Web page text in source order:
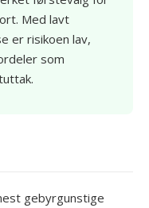
Med lavt
er risikoen lav,
som
gebyrgunstige